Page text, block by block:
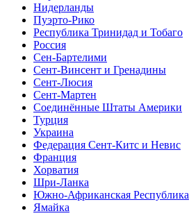
Нидерланды
Пуэрто-Рико
Республика Тринидад и Тобаго
Россия
Сен-Бартелими
Сент-Винсент и Гренадины
Сент-Люсия
Сент-Мартен
Соединённые Штаты Америки
Турция
Украина
Федерация Сент-Китс и Невис
Франция
Хорватия
Шри-Ланка
Южно-Африканская Республика
Ямайка